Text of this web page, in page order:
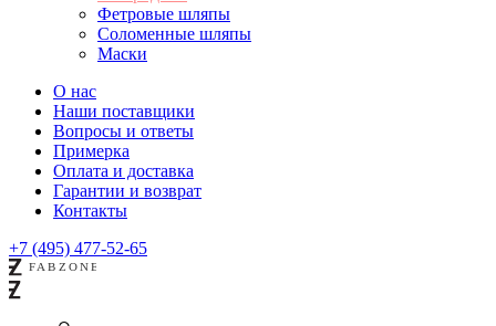
Фетровые шляпы
Соломенные шляпы
Маски
О нас
Наши поставщики
Вопросы и ответы
Примерка
Оплата и доставка
Гарантии и возврат
Контакты
+7 (495) 477-52-65